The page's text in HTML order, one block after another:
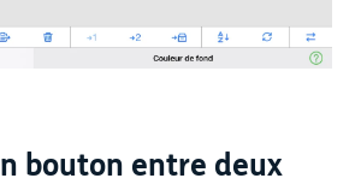
bouton entre deux